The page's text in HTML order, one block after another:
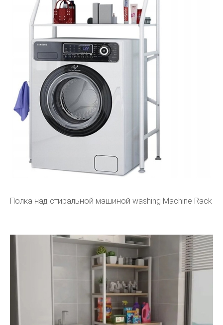
Полка над стиральной машиной washing Machine Rack